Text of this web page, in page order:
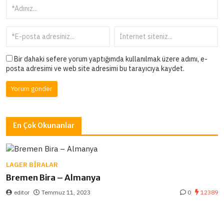
Bir dahaki sefere yorum yaptığımda kullanılmak üzere adımı, e-
posta adresimi ve web site adresimi bu tarayıcıya kaydet.
En Çok Okunanlar
LAGER BIRALAR
Bremen Bira – Almanya
editor Temmuz 11, 2023 0 12389